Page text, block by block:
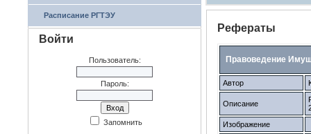
Расписание РГТЭУ
Войти
Пользователь:
Пароль:
Запомнить
Рефераты
Правоведение
Автор
Описание
Изображение